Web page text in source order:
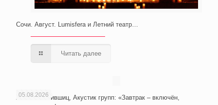
Сочи. Август. Lumisfera и Летний театр…
Читать далее
05.08.2026
Анатолий Лившиц, Акустик групп: «Завтрак – включён,